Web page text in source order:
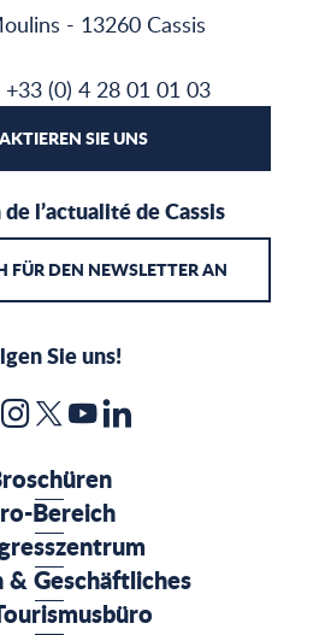
- 13260 Cassis
(0) 4 28 01 01 03
SIE UNS
l’actualité de Cassis
FÜR DEN NEWSLETTER AN
Sie uns!
Bereich
& Geschäftliches